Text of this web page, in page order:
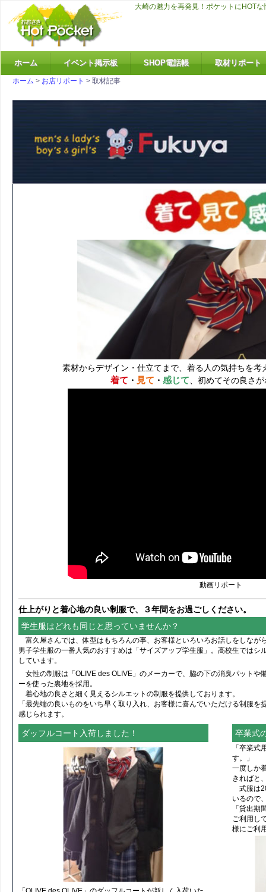
大崎の魅力を再発見！ポケットにHOT
ホーム イベント掲示板 SHOP電話帳 取材リポート
ホーム > お店リポート > 取材記事